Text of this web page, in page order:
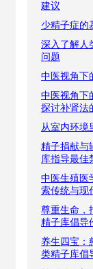
建议
少精子症的
深入了解人
问题
中医视角下
中医视角下
探讨补肾法
从室内环境
精子捐献与
库指导最佳
中医生殖医
索传统与现
尊重生命，
精子库倡导
养生四宝
类精子库倡